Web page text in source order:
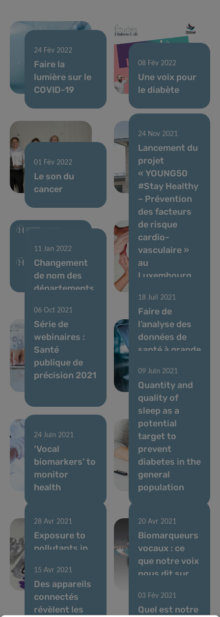
24 Fév 2022
Faire la
lumière sur le
COVID-19
08 Fév 2022
Une voix pour
le diabète
01 Fév 2022
Le son du
cancer
24 Jan 2022
Un allié pour
trouver notre
voix
11 Jan 2022
Changement
de nom des
départements
24 Nov 2021
Lancement du
projet
« YOUNG50
#Stay Healthy
– Prévention
des facteurs
de risque
cardio-
vasculaire »
au
Luxembourg
06 Oct 2021
Série de
webinaires :
Santé
publique de
précision 2021
18 Juil 2021
Faire de
l’analyse des
données de
santé à grande
réalité ￼
24 Juin 2021
‘Vocal
biomarkers’ to
monitor
health
09 Juin 2021
Quantity and
quality of
sleep as a
potential
target to
prevent
diabetes in the
general
population
28 Avr 2021
Exposure to
pollutants in
Luxembourg
population
20 Avr 2021
Biomarqueurs
vocaux : ce
que notre voix
nous dit sur
15 Avr 2021
Des appareils
connectés
révèlent les
03 Fév 2021
Quel est notre